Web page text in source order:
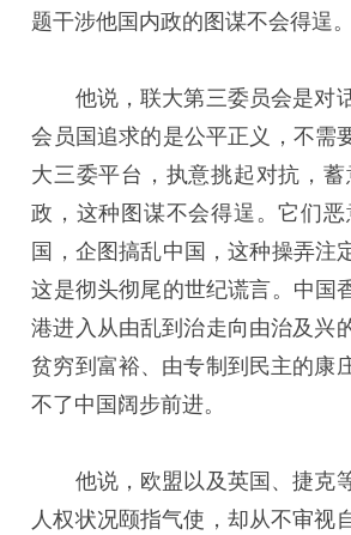
题干涉他国内政的图谋不会得逞
他说，联大第三委员会是对话
会员国追求的是公平正义，不需
大三委平台，执意挑起对抗，
政，这种图谋不会得逞。它们
国，企图搞乱中国，这种操弄注
这是彻头彻尾的世纪谎言。中国
港进入从由乱到治走向由治及兴
贫穷到富裕、由专制到民主的康
不了中国阔步前进。
他说，欧盟以及英国、捷克等
人权状况颐指气使，却从不审视